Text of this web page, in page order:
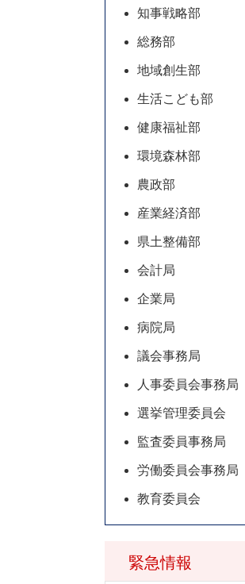
緊急情報
知事戦略部
総務部
地域創生部
生活こども部
健康福祉部
環境森林部
農政部
産業経済部
県土整備部
会計局
企業局
病院局
議会事務局
人事委員会事務局
選挙管理委員会
監査委員事務局
労働委員会事務局
教育委員会